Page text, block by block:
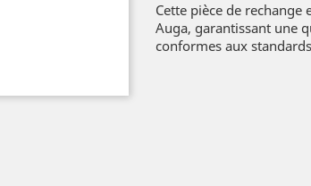
Cette pièce de
Auga, garantissant une
conformes aux